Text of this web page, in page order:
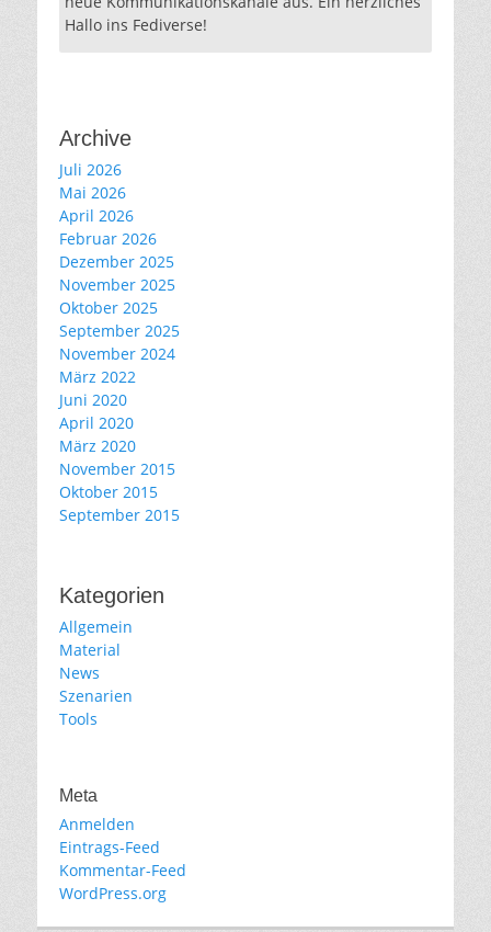
Hallo ins Fediverse!
Archive
Juli 2026
Mai 2026
April 2026
Februar 2026
Dezember 2025
November 2025
Oktober 2025
September 2025
November 2024
März 2022
Juni 2020
April 2020
März 2020
November 2015
Oktober 2015
September 2015
Kategorien
Allgemein
Material
News
Szenarien
Tools
Meta
Anmelden
Eintrags-Feed
Kommentar-Feed
WordPress.org